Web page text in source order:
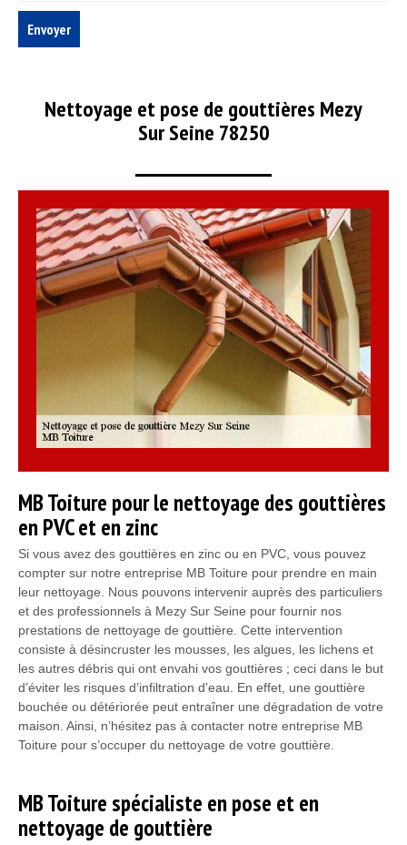
Nettoyage et pose de gouttières Mezy
Sur Seine 78250
MB Toiture pour le nettoyage des gouttières
en PVC et en zinc
Si vous avez des gouttières en zinc ou en PVC, vous pouvez
compter sur notre entreprise MB Toiture pour prendre en main
leur nettoyage. Nous pouvons intervenir auprès des particuliers
et des professionnels à Mezy Sur Seine pour fournir nos
prestations de nettoyage de gouttière. Cette intervention
consiste à désincruster les mousses, les algues, les lichens et
les autres débris qui ont envahi vos gouttières ; ceci dans le but
d’éviter les risques d’infiltration d’eau. En effet, une gouttière
bouchée ou détériorée peut entraîner une dégradation de votre
maison. Ainsi, n’hésitez pas à contacter notre entreprise MB
Toiture pour s’occuper du nettoyage de votre gouttière.
MB Toiture spécialiste en pose et en
nettoyage de gouttière